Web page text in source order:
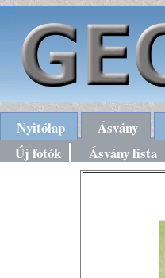
Nyitólap Ásvány
Új fotók
Ásvány lista